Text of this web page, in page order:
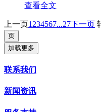
查看全文
上一页1 234567...27下一页
加载更多
联系我们
新闻资讯